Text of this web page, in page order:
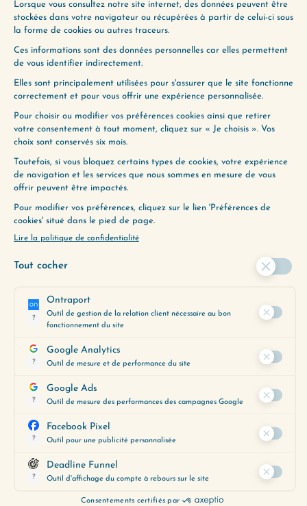
Une vie qui vous plaît n’est rien d’autre qu’une
succession de journées qui vous plaisent. C’est
pourquoi cette semaine, je vous propose de
répondre…
Lire plus